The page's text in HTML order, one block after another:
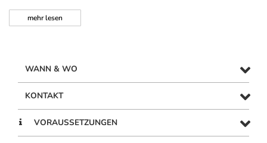
mehrlesen
WANN & WO
KONTAKT
VORAUSSETZUNGEN